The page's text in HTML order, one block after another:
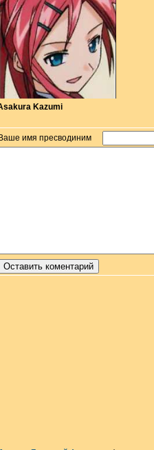
Kazumi
имя пресводиним